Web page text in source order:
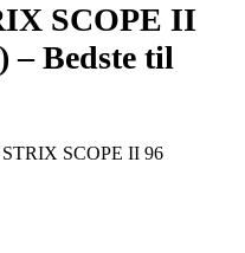
SCOPE II
–Bedste til